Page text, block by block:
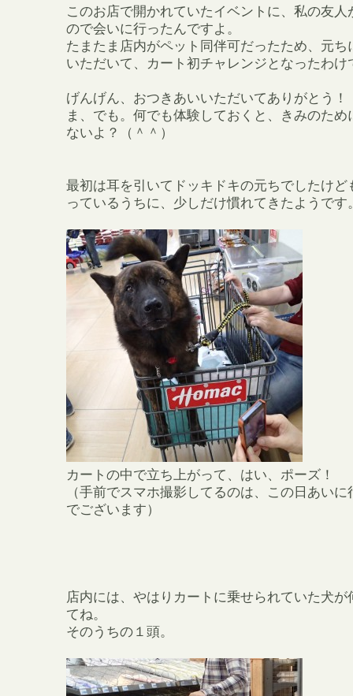
このお店で開かれていたイベントに、私の友人
ので会いに行ったんですよ。
たまたま店内がペット同伴可だったため、元ち
いただいて、カート初チャレンジとなったわけ
げんげん、おつきあいいただいてありがとう！
ま、でも。何でも体験しておくと、きみのため
ないよ？（＾＾）
最初は耳を引いてドッキドキの元ちでしたけど
っているうちに、少しだけ慣れてきたようです
カートの中で立ち上がって、はい、ポーズ！
（手前でスマホ撮影してるのは、この日あい
でございます）
店内には、やはりカートに乗せられていた犬が
てね。
そのうちの１頭。